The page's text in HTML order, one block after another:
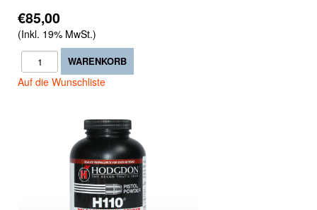
€85,00
(Inkl. 19% MwSt.)
Auf die Wunschliste